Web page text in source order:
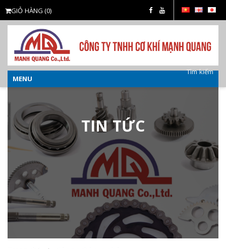
Tìm kiếm
GIỎ HÀNG (0)
MENU
TIN TỨC